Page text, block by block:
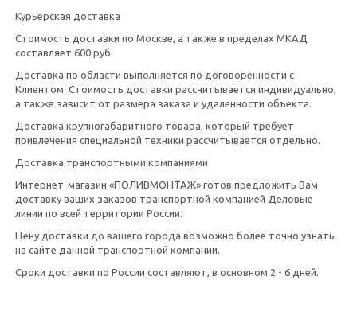
Курьерская доставка
Стоимость доставки по Москве, а также в пределах МКАД
составляет 600 руб.
Доставка по области выполняется по договоренности с
Клиентом. Стоимость доставки рассчитывается индивидуально,
а также зависит от размера заказа и удаленности объекта.
Доставка крупногабаритного товара, который требует
привлечения специальной техники рассчитывается отдельно.
Доставка транспортными компаниями
Интернет-магазин «ПОЛИВМОНТАЖ» готов предложить Вам
доставку ваших заказов транспортной компанией Деловые
линии по всей территории России.
Цену доставки до вашего города возможно более точно узнать
на сайте данной транспортной компании.
Сроки доставки по России составляют, в основном 2 - 6 дней.